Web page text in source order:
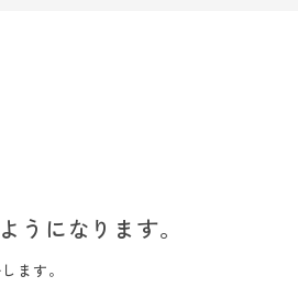
うになります。
ます。